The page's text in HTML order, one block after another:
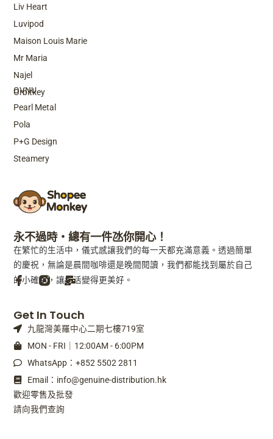
Top Brands
OVNU
Pearl Metal
Pola
P+G Design
Steamery
Liv Heart
Luvipod
Maison Louis Marie
Mr Maria
Najel
Orbitkey
永不過時・總有一件氹你開心！
在繁忙的生活中，儀式感讓我們的每一天都充滿意義。透過簡單
的慶祝，無論是晨間咖啡還是晚間閱讀，我們都能找到屬於自己
的小確幸，讓生活變得更美好。
F
a
c
e
b
o
o
k
-
f
M
a
i
l
-
b
u
l
k
Get In Touch
九龍灣美羅中心二期七樓719室
MON - FRI｜12:00AM - 6:00PM
WhatsApp：+852 5502 2811
Email：info@genuine-distribution.hk
歡迎零售及批發
請向我們查詢